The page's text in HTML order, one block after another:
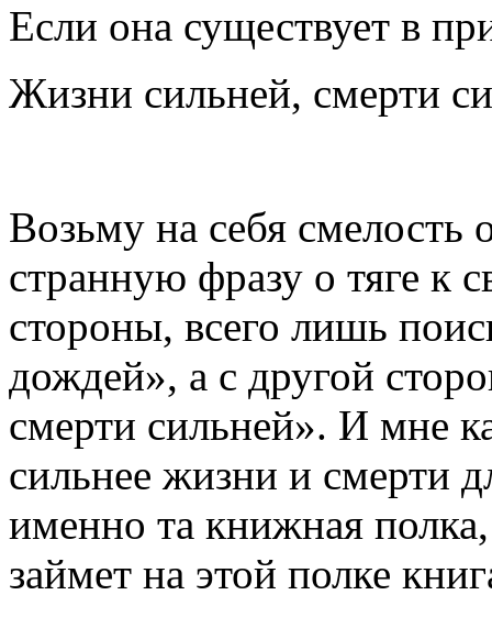
Если она существует в
Жизни сильней, смерти
Возьму на себя смелость
странную фразу о тяге к
стороны, всего лишь
дождей», а с другой
смерти сильней». И мне
сильнее жизни и смерти
именно та книжная
займет на этой полке